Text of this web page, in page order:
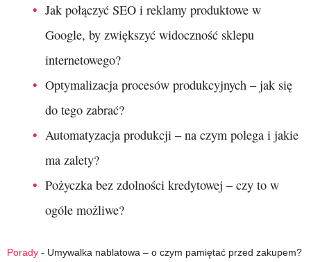
Jak połączyć SEO i reklamy produktowe w
Google, by zwiększyć widoczność sklepu
internetowego?
Optymalizacja procesów produkcyjnych – jak się
do tego zabrać?
Automatyzacja produkcji – na czym polega i jakie
ma zalety?
Pożyczka bez zdolności kredytowej – czy to w
ogóle możliwe?
Porady - Umywalka nablatowa – o czym pamiętać przed zakupem?